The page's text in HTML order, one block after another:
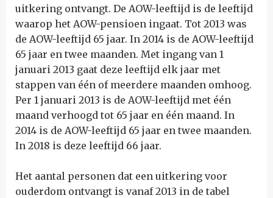
uitkering ontvangt. De AOW-leeftijd is de leeftijd
waarop het AOW-pensioen ingaat. Tot 2013 was
de AOW-leeftijd 65 jaar. In 2014 is de AOW-leeftijd
65 jaar en twee maanden. Met ingang van 1
januari 2013 gaat deze leeftijd elk jaar met
stappen van één of meerdere maanden omhoog.
Per 1 januari 2013 is de AOW-leeftijd met één
maand verhoogd tot 65 jaar en één maand. In
2014 is de AOW-leeftijd 65 jaar en twee maanden.
In 2018 is deze leeftijd 66 jaar.
Het aantal personen dat een uitkering voor
ouderdom ontvangt is vanaf 2013 in de tabel